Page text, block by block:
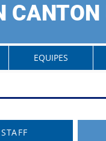
CANTON
EQUIPES
STAFF